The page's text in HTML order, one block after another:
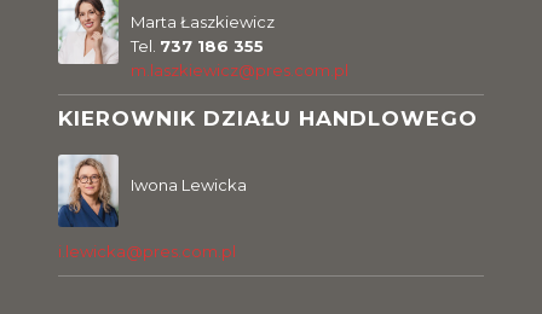
Marta Łaszkiewicz
Tel. 737 186 355
m.laszkiewicz@pres.com.pl
KIEROWNIK DZIAŁU HANDLOWEGO
Iwona Lewicka
i.lewicka@pres.com.pl